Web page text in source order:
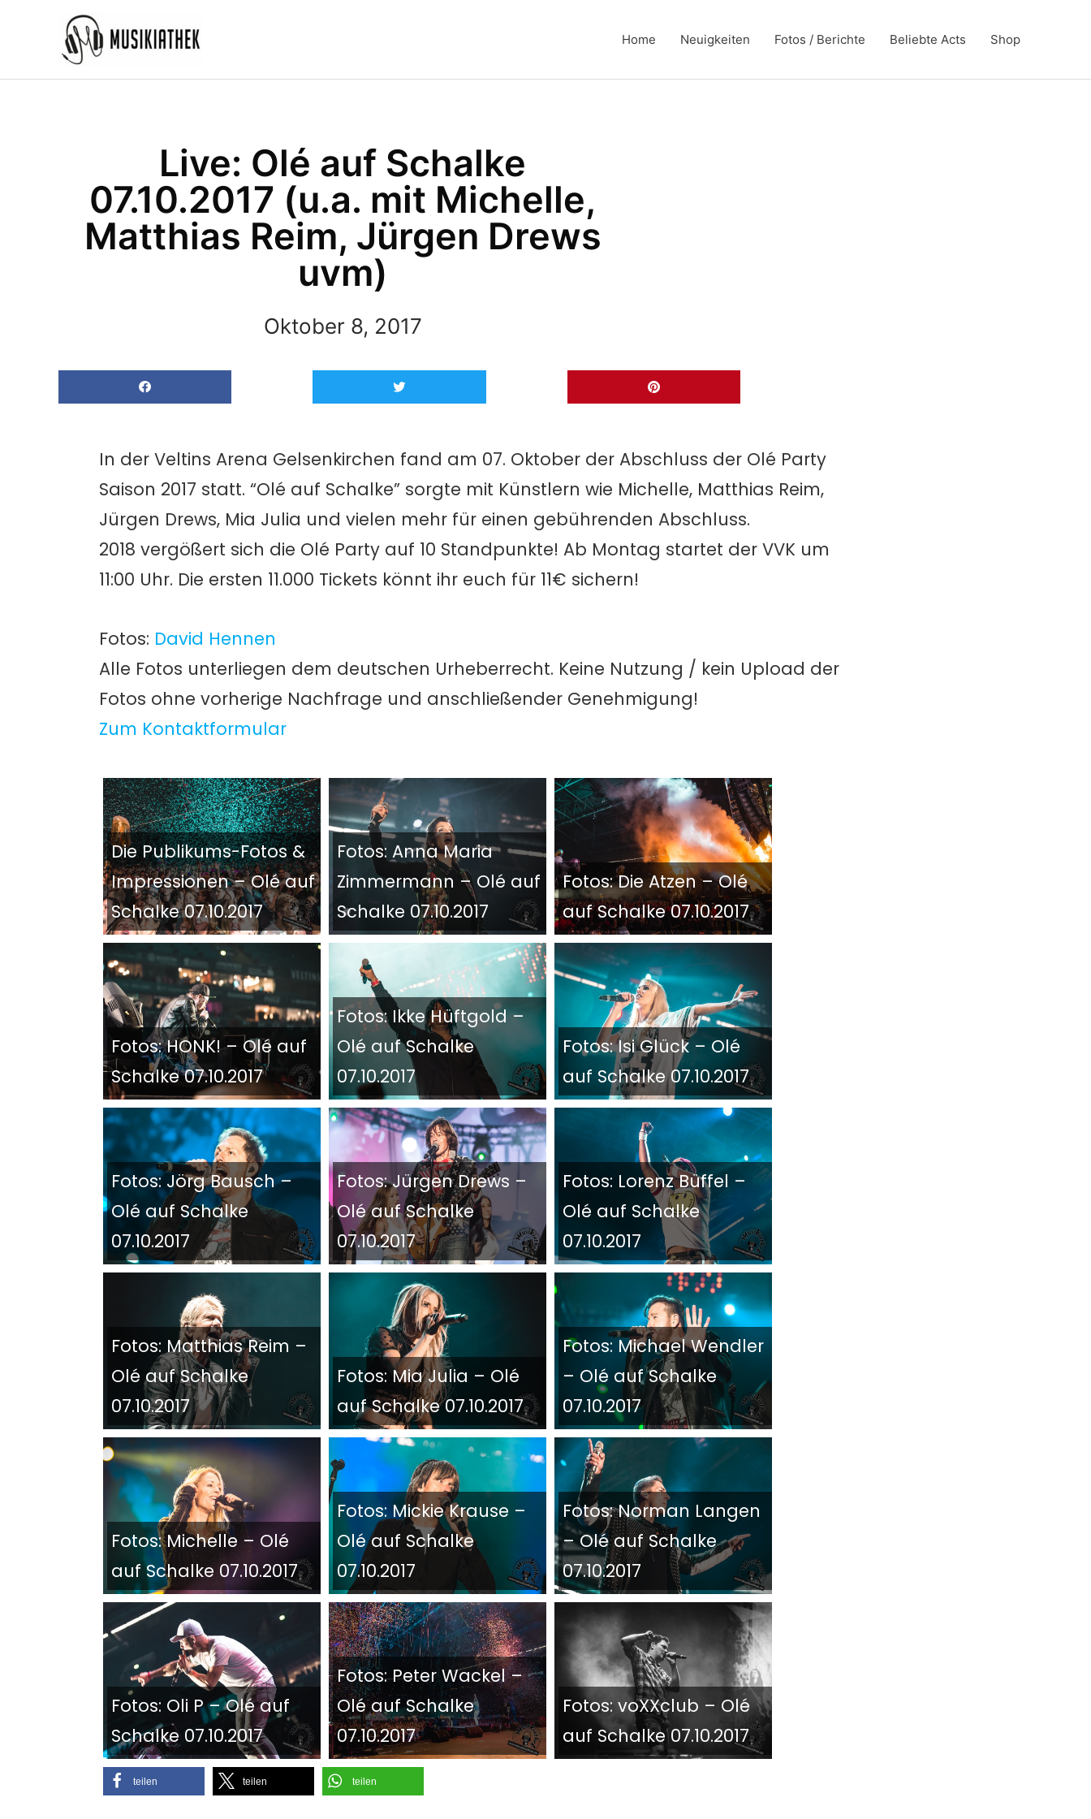
Home Neuigkeiten Fotos / Berichte Beliebte Acts Shop
Live: Olé auf Schalke
07.10.2017 (u.a. mit Michelle,
Matthias Reim, Jürgen Drews
uvm)
Oktober 8, 2017
In der Veltins Arena Gelsenkirchen fand am 07. Oktober der Abschluss der Olé Party
Saison 2017 statt. “Olé auf Schalke” sorgte mit Künstlern wie Michelle, Matthias Reim,
Jürgen Drews, Mia Julia und vielen mehr für einen gebührenden Abschluss.
2018 vergößert sich die Olé Party auf 10 Standpunkte! Ab Montag startet der VVK um
11:00 Uhr. Die ersten 11.000 Tickets könnt ihr euch für 11€ sichern!
Fotos: David Hennen
Alle Fotos unterliegen dem deutschen Urheberrecht. Keine Nutzung / kein Upload der
Fotos ohne vorherige Nachfrage und anschließender Genehmigung!
Zum Kontaktformular
Die Publikums-Fotos &
Impressionen – Olé auf
Schalke 07.10.2017
Fotos: Anna Maria
Zimmermann – Olé auf
Schalke 07.10.2017
Fotos: Die Atzen – Olé
auf Schalke 07.10.2017
Fotos: HONK! – Olé auf
Schalke 07.10.2017
Fotos: Ikke Hüftgold –
Olé auf Schalke
07.10.2017
Fotos: Isi Glück – Olé
auf Schalke 07.10.2017
Fotos: Jörg Bausch –
Olé auf Schalke
07.10.2017
Fotos: Jürgen Drews –
Olé auf Schalke
07.10.2017
Fotos: Lorenz Büffel –
Olé auf Schalke
07.10.2017
Fotos: Matthias Reim –
Olé auf Schalke
07.10.2017
Fotos: Mia Julia – Olé
auf Schalke 07.10.2017
Fotos: Michael Wendler
– Olé auf Schalke
07.10.2017
Fotos: Michelle – Olé
auf Schalke 07.10.2017
Fotos: Mickie Krause –
Olé auf Schalke
07.10.2017
Fotos: Norman Langen
– Olé auf Schalke
07.10.2017
Fotos: Oli P – Olé auf
Schalke 07.10.2017
Fotos: Peter Wackel –
Olé auf Schalke
07.10.2017
Fotos: voXXclub – Olé
auf Schalke 07.10.2017
teilen teilen teilen